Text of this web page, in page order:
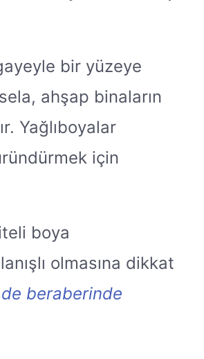
bir yüzeye
ahşap binaların
Yağlıboyalar
için
boya
olmasına dikkat
beraberinde